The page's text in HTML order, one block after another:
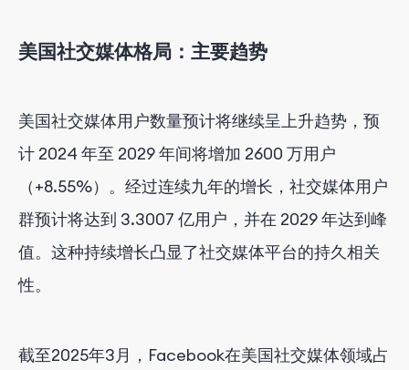
美国社交媒体格局：主要趋势
美国社交媒体用户数量预计将继续呈上升趋势，预
计 2024 年至 2029 年间将增加 2600 万用户
（+8.55%）。经过连续九年的增长，社交媒体用户
群预计将达到 3.3007 亿用户，并在 2029 年达到峰
值。这种持续增长凸显了社交媒体平台的持久相关
性。
截至2025年3月，Facebook在美国社交媒体领域占